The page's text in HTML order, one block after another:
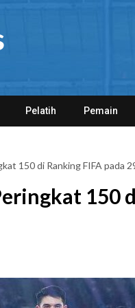
Pelatih Pemain
150 di Ranking FIFA pada
150